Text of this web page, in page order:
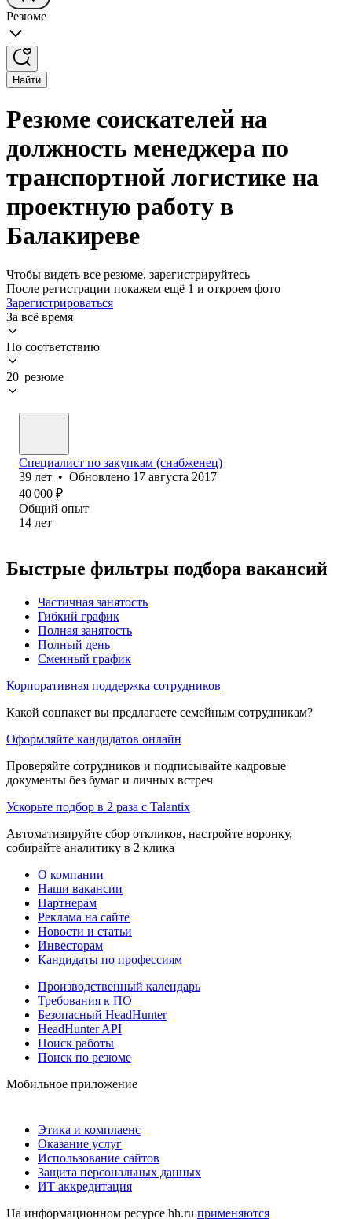
Резюме
Найти
Резюме соискателей на
должность менеджера по
транспортной логистике на
проектную работу в
Балакиреве
Чтобы видеть все резюме, зарегистрируйтесь
После регистрации покажем ещё 1 и откроем фото
Зарегистрироваться
За всё время
По соответствию
20 резюме
Специалист по закупкам (снабженец)
39 лет • Обновлено 17 августа 2017
40 000 ₽
Общий опыт
14 лет
Быстрые фильтры подбора вакансий
Частичная занятость
Гибкий график
Полная занятость
Полный день
Сменный график
Корпоративная поддержка сотрудников
Какой соцпакет вы предлагаете семейным сотрудникам?
Оформляйте кандидатов онлайн
Проверяйте сотрудников и подписывайте кадровые
документы без бумаг и личных встреч
Ускорьте подбор в 2 раза с Talantix
Автоматизируйте сбор откликов, настройте воронку,
собирайте аналитику в 2 клика
О компании
Наши вакансии
Партнерам
Реклама на сайте
Новости и статьи
Инвесторам
Кандидаты по профессиям
Производственный календарь
Требования к ПО
Безопасный HeadHunter
HeadHunter API
Поиск работы
Поиск по резюме
Мобильное приложение
Этика и комплаенс
Оказание услуг
Использование сайтов
Защита персональных данных
ИТ аккредитация
На информационном ресурсе hh.ru применяются